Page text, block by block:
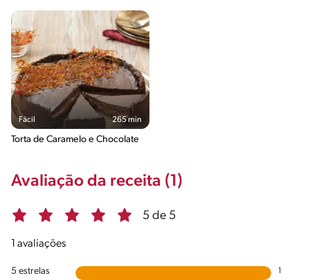
Fácil 265 min
Torta de Caramelo e Chocolate
Avaliação da receita (1)
5 de 5
1 avaliações
5 estrelas